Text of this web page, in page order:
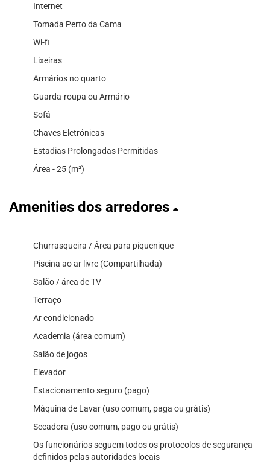
Internet
Tomada Perto da Cama
Wi-fi
Lixeiras
Armários no quarto
Guarda-roupa ou Armário
Sofá
Chaves Eletrónicas
Estadias Prolongadas Permitidas
Área - 25 (m²)
Amenities dos arredores
Churrasqueira / Área para piquenique
Piscina ao ar livre (Compartilhada)
Salão / área de TV
Terraço
Ar condicionado
Academia (área comum)
Salão de jogos
Elevador
Estacionamento seguro (pago)
Máquina de Lavar (uso comum, paga ou grátis)
Secadora (uso comum, pago ou grátis)
Os funcionários seguem todos os protocolos de segurança
definidos pelas autoridades locais